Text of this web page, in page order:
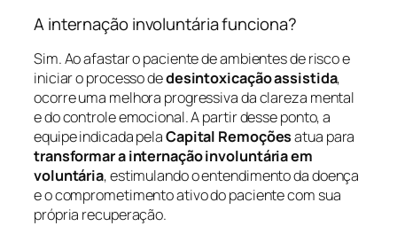
A internação involuntária funciona?
Sim. Ao afastar o paciente de ambientes de risco e
iniciar o processo dedesintoxicação assistida,
ocorre uma melhora progressiva da clareza mental
e do controle emocional. A partir desse ponto, a
equipe indicada pelaCapital Remoçõesatua para
transformar a internação involuntária em
voluntária, estimulando o entendimento da doença
e o comprometimento ativo do paciente com sua
própria recuperação.